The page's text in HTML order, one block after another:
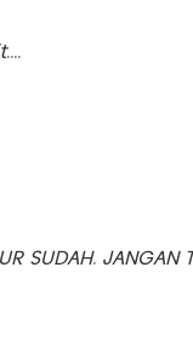
SUDAH. JANGAN